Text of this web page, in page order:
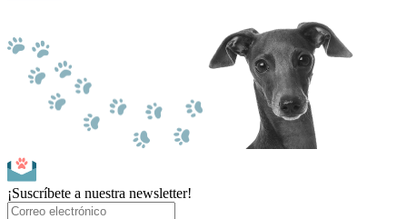
¡Suscríbete a nuestra newsletter!